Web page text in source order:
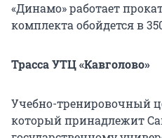
«Динамо» работает
комплекта обойдется в
Трасса УТЦ «Кавголово»
Учебно-тренировочный
который принадлежит